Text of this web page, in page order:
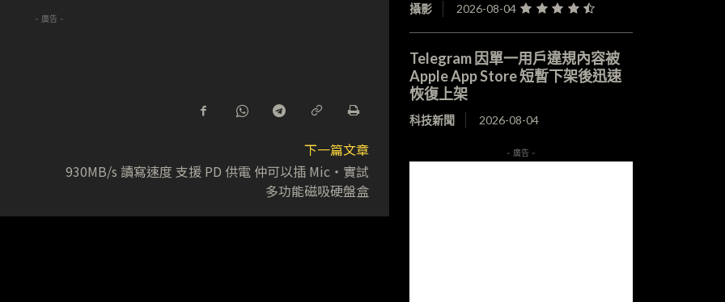
- 廣告 -
下一篇文章
930MB/s 讀寫速度 支援 PD 供電 仲可以插 Mic・實試
多功能磁吸硬盤盒
攝影 2026-08-04
Telegram 因單一用戶違規內容被
Apple App Store 短暫下架後迅速
恢復上架
科技新聞 2026-08-04
- 廣告 -